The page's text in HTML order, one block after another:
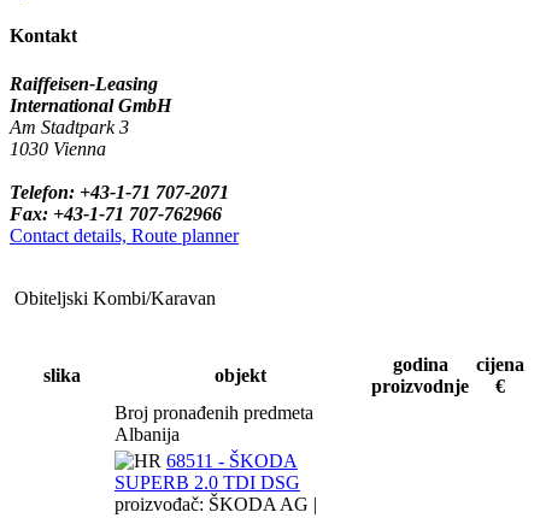
Kontakt
Raiffeisen-Leasing
International GmbH
Am Stadtpark 3
1030 Vienna
Telefon: +43-1-71 707-2071
Fax: +43-1-71 707-762966
Contact details, Route planner
Obiteljski Kombi/Karavan
slika objekt
godina
proizvodnje
cijena
€
Broj pronađenih predmeta
Albanija
68511 - ŠKODA
SUPERB 2.0 TDI DSG
proizvođač: ŠKODA AG |